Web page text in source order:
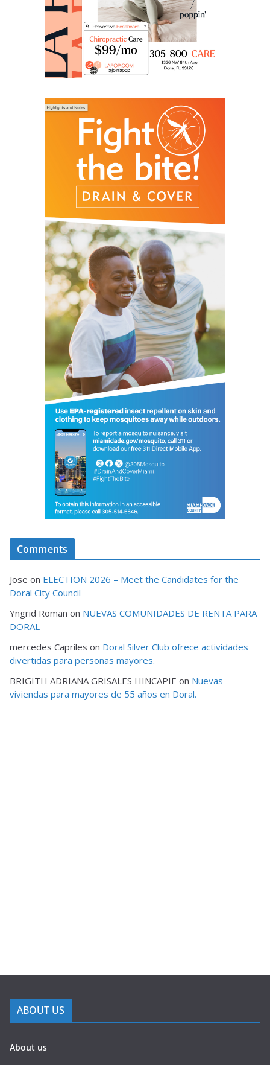
Comments
Jose on ELECTION 2026 – Meet the Candidates for the
Doral City Council
Yngrid Roman on NUEVAS COMUNIDADES DE RENTA PARA
DORAL
mercedes Capriles on Doral Silver Club ofrece actividades
divertidas para personas mayores.
BRIGITH ADRIANA GRISALES HINCAPIE on Nuevas
viviendas para mayores de 55 años en Doral.
ABOUT US
About us